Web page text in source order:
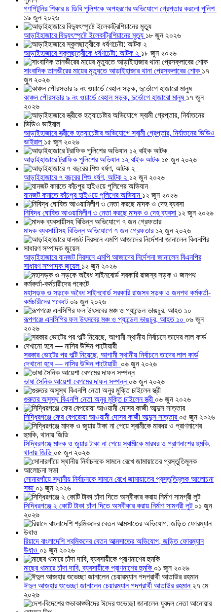
গণপিটুনির শিকার ৪ ডিবি পুলিশকে অপহরণের অভিযোগে গ্রেপ্তার করলো পুলিশ
১৯ জুন ২০২৬
আড়াইহাজারে বিদ্যুৎস্পৃষ্টে ইলেকট্রিশিয়ানের মৃত্যু ১৮ জুন ২০২৬
আড়াইহাজারে স্কুলছাত্রীকে ধর্ষণচেষ্টা: আটক ২ ১৮ জুন ২০২৬
সাংবাদিক তানভীরের মায়ের মৃত্যুতে আড়াইহাজার থানা প্রেসক্লাবের শোক ১৭
জুন ২০২৬
কাঞ্চন পৌরসভার ৯ নং ওয়ার্ডে বেহাল সড়ক, দুর্ভোগে হাজারো মানুষ ১৭ জুন
২০২৬
আড়াইহাজারে স্ত্রীকে হত্যাচেষ্টার অভিযোগে স্বামী গ্রেপ্তার, নির্যাতনের ভিডিও
ভাইরাল ১৫ জুন ২০২৬
আড়াইহাজারে ট্রাফিক পুলিশের অভিযান ১২ বাইক আটক ১৫ জুন ২০২৬
আড়াইহাজারে ৭ বছরের শিশু ধর্ষণ, আটক ২ ১২ জুন ২০২৬
যানজট কমাতে কাঁচপুর হাইওয়ে পুলিশের অভিযান ১২ জুন ২০২৬
নিষিদ্ধ ঘোষিত আওয়ামিলীগ ৩ নেতা করছে মাদক ও দেহ ব্যবসা ১২ জুন ২০২৬
মাদক ব্যবসায়ীসহ বিভিন্ন অভিযোগে ৭ জন গ্রেফতার ১২ জুন ২০২৬
আড়াইহাজারে যানজট নিরসনে এমপি আজাদের নির্দেশনা জানালেন বিএনপির
সাধারণ সম্পাদক জুয়েল ১২ জুন ২০২৬
মহাসড়ক ও সড়কে অবৈধ সাইনবোর্ড সরকারি রাজস্ব সড়ক ও জনপথ কর্মকর্তা-
কর্মচারীদের পকেটে ০৯ জুন ২০২৬
রূপগঞ্জে এনসিপির ফল উৎসবের মঞ্চ ও প্যান্ডেল ভাঙচুর, আহত ১০ ০৬ জুন
২০২৬
সরকার ভোটের পর পল্টি নিয়েছে, আগামী স্থানীয় নির্বাচনে তাদের লাল কার্ড
দেখানো হবে — নাসির উদ্দিন পাটোয়ারী ০৬ জুন ২০২৬
ভাষা সৈনিক আয়েশা বেগমের দাফন সম্পন্ন ০৬ জুন ২০২৬
গুরুতর অসুস্থ বিএনপি নেতা অনুর মুক্তি চাইলেন স্ত্রী ০৬ জুন ২০২৬
সিদ্ধিরগঞ্জে ফের বেপরোয়া আওয়ামী দোসর কাজী আব্দুস সাত্তার ০৫ জুন ২০২৬
সিদ্ধিরগঞ্জে মাদক ও জুয়ার টাকা না পেয়ে স্বামীকে মারধর ও প্রাণনাশের হুমকি,
থানায় জিডি ০৫ জুন ২০২৬
সোনারগাঁয়ে স্থানীয় নির্বাচনকে সামনে রেখে জামায়াতের প্রস্তুতিমূলক আলোচনা
সভা ০১ জুন ২০২৬
সিদ্ধিরগঞ্জে ২ কোটি টাকা চাঁদা দিতে অস্বীকার করায় নির্মাণ সামগ্রী লুট ০১ জুন
২০২৬
রিয়াদে বাংলাদেশি শ্রমিকদের বেতন আত্মসাতের অভিযোগ, জড়িত ফোরম্যান
উধাও ০১ জুন ২০২৬
মাছের খামারে চাঁদা দাবি, ব্যবসায়ীকে প্রাণনাশের হুমকি ০১ জুন ২০২৬
ঈদুল আজহার শুভেচ্ছা জানালেন চেয়ারম্যান পদপ্রার্থী আতাউর রহমান ২৭ মে
২০২৬